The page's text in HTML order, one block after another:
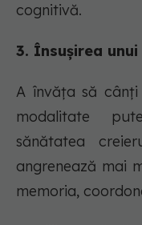
cognitivă.
3. Însușirea
A învăța să
modalitate
sănătatea
angrenează mai
memoria,